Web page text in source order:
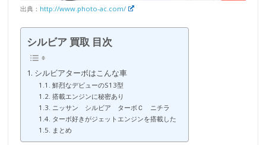
出典： http://www.photo-ac.com/
シルビア 買取 目次
シルビアターボはこんな車
鮮烈なデビューのS13型
搭載エンジンに秘密あり
ニッサン シルビア ターボＣ ニチラ
ターボ好きがジェットエンジンを搭載した
まとめ